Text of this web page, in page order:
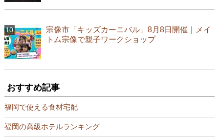
宗像市「キッズカーニバル」8月8日開催｜メイ
トム宗像で親子ワークショップ
おすすめ記事
福岡で使える食材宅配
福岡の高級ホテルランキング